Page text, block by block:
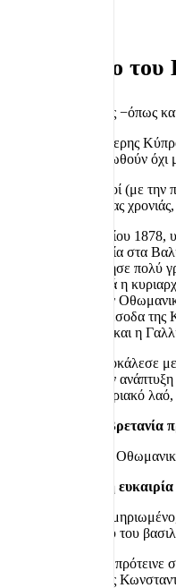
Χρονολόγιο
«Ο ελληνικός λαός −όπως
Η ιστορία της νεότερης
της μπορούν να ιδωθούν
Οι Οθωμανοί (με την
Οκτωβρίου της ίδιας
Στις 3 Μαρτίου 1878,
σημαντικά τη Ρωσία στα
ερείσματα. Ενήργησε πολύ
Βρετανούς. Τυπικά η
λίρες Αγγλίας στην
προέρχονταν από έσοδα
Μεγάλη Βρετανία και η
Ο φόρος αυτός προκάλεσε
δεν συνέβαλε στην
επιβάρυνε τον κυπριακό
1914 Η Μεγάλη Βρετανία
Με την είσοδο της
1915. Μια χαμένη
Είναι ιστορικά
σύγκρουση μεταξύ του
Το 1915, η Αγγλία
ωστόσο ο βασιλιάς